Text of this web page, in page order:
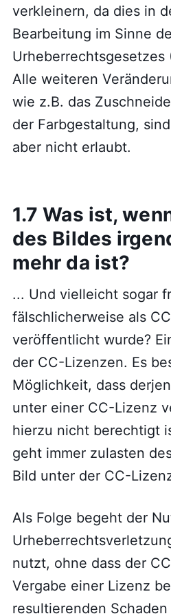
verkleinern, da dies in
Bearbeitung im Sinne
Urheberrechtsgesetzes
Alle weiteren
wie z.B. das
der Farbgestaltung,
aber nicht erlaubt.
1.7 Was ist,
des Bildes
mehr da ist?
... Und vielleicht sogar
fälschlicherweise als
veröffentlicht wurde?
der CC-Lizenzen. Es
Möglichkeit, dass
unter einer CC-Lizenz
hierzu nicht berechtigt
geht immer zulasten
Bild unter der CC-
Als Folge begeht der
nutzt, ohne dass der
Vergabe einer Lizenz
resultierenden